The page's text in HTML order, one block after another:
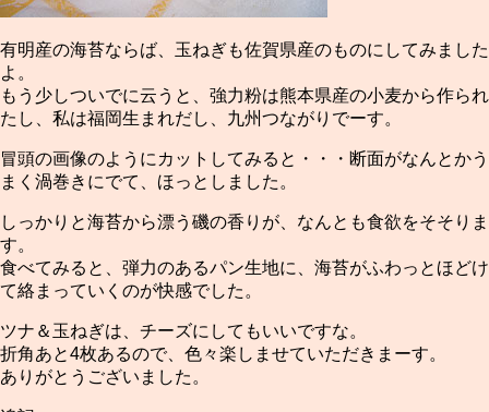
有明産の海苔ならば、玉ねぎも佐賀県産のものにしてみました
よ。
もう少しついでに云うと、強力粉は熊本県産の小麦から作られ
たし、私は福岡生まれだし、九州つながりでーす。
冒頭の画像のようにカットしてみると・・・断面がなんとかう
まく渦巻きにでて、ほっとしました。
しっかりと海苔から漂う磯の香りが、なんとも食欲をそそりま
す。
食べてみると、弾力のあるパン生地に、海苔がふわっとほどけ
て絡まっていくのが快感でした。
ツナ＆玉ねぎは、チーズにしてもいいですな。
折角あと4枚あるので、色々楽しませていただきまーす。
ありがとうございました。